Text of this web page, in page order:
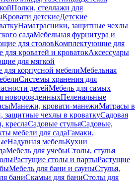
Полки, стеллажи для
Кровати детскиеДетские
Наматрасники, защитные чехлы
садаМебельная фурнитура и
для столовКомплектующие для
кроватей и кроватокАксессуары
для мягкой
корпусной мебелиМебельная
Системы хранения для
детейМебель для самых
новорожденныхПеленальные
Манежи, кровати-манежиМатрасы в
защитные чехлы в кроваткуСадовая
креслаСадовые стульяСадовые,
мебели для садаГамаки,
Надувная мебельКухни
Мебель для учебыСтолы, стулья
Растущие столы и партыРастущие
Мебель для бани и сауныСтулья,
баниСкамьи для баниСтолы для